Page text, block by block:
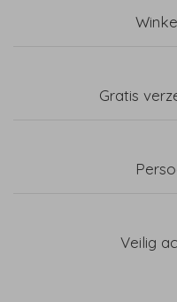
Gratis
Veilig